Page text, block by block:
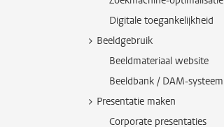
Digitale toegankelijkheid
Beeldgebruik
Beeldmateriaal website
Beeldbank / DAM-systeem
Presentatie maken
Corporate presentaties